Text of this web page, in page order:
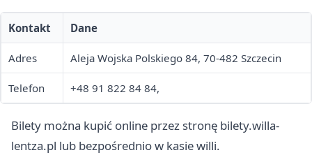
Kontakt Dane
Adres Aleja Wojska Polskiego 84, 70-482 Szczecin
Telefon +48 91 822 84 84,
Bilety można kupić online przez stronę bilety.willa-
lentza.pl lub bezpośrednio w kasie willi.